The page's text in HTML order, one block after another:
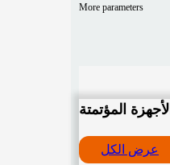
More parameters
الأجهزة المؤتمتة
عرض الكل